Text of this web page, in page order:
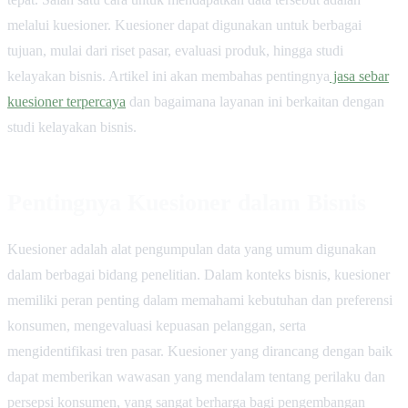
melalui kuesioner. Kuesioner dapat digunakan untuk berbagai
tujuan, mulai dari riset pasar, evaluasi produk, hingga studi
kelayakan bisnis. Artikel ini akan membahas pentingnya jasa sebar
kuesioner terpercaya dan bagaimana layanan ini berkaitan dengan
studi kelayakan bisnis.
Kuesioner adalah alat pengumpulan data yang umum digunakan
dalam berbagai bidang penelitian. Dalam konteks bisnis, kuesioner
memiliki peran penting dalam memahami kebutuhan dan preferensi
konsumen, mengevaluasi kepuasan pelanggan, serta
mengidentifikasi tren pasar. Kuesioner yang dirancang dengan baik
dapat memberikan wawasan yang mendalam tentang perilaku dan
persepsi konsumen, yang sangat berharga bagi pengembangan